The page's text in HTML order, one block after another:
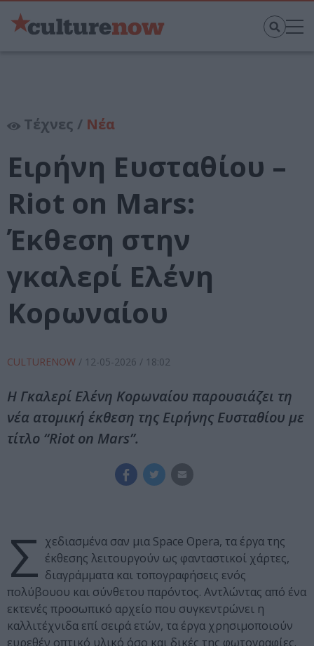
Τέχνες / Νέα
Ειρήνη Ευσταθίου –
Riot on Mars:
Έκθεση στην
γκαλερί Ελένη
Κορωναίου
CULTURENOW / 12-05-2026 / 18:02
Η Γκαλερί Ελένη Κορωναίου παρουσιάζει τη
νέα ατομική έκθεση της Ειρήνης Ευσταθίου με
τίτλο “Riot on Mars”.
Σ χεδιασμένα σαν μια Space Opera, τα έργα της
έκθεσης λειτουργούν ως φανταστικοί χάρτες,
διαγράμματα και τοπογραφήσεις ενός
πολύβουου και σύνθετου παρόντος. Αντλώντας από ένα
εκτενές προσωπικό αρχείο που συγκεντρώνει η
καλλιτέχνιδα επί σειρά ετών, τα έργα χρησιμοποιούν
ευρεθέν οπτικό υλικό όσο και δικές της φωτογραφίες.